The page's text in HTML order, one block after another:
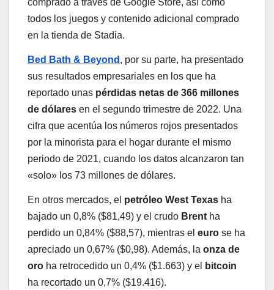
comprado a través de Google Store, así como
todos los juegos y contenido adicional comprado
en la tienda de Stadia.
Bed Bath & Beyond , por su parte, ha presentado
sus resultados empresariales en los que ha
reportado unas pérdidas netas de 366 millones
de dólares en el segundo trimestre de 2022. Una
cifra que acentúa los números rojos presentados
por la minorista para el hogar durante el mismo
periodo de 2021, cuando los datos alcanzaron tan
«solo» los 73 millones de dólares.
En otros mercados, el petróleo West Texas ha
bajado un 0,8% ($81,49) y el crudo Brent ha
perdido un 0,84% ($88,57), mientras el euro se ha
apreciado un 0,67% ($0,98). Además, la onza de
oro ha retrocedido un 0,4% ($1.663) y el
bitcoin
ha recortado un 0,7% ($19.416).